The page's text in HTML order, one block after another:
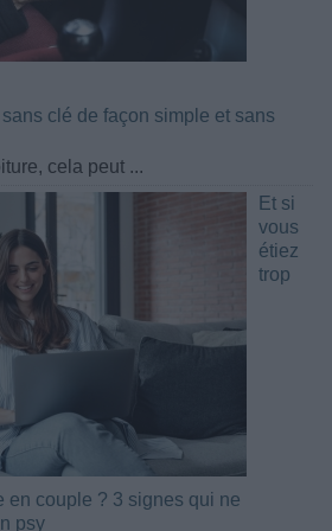
clé de façon simple et sans
cela peut ...
Et si
vous
étiez
trop
en couple ? 3 signes qui ne
psy